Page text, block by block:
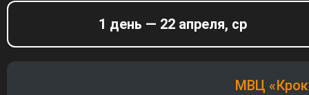
1 день — 22 апреля, ср
МВЦ
Получить материалы